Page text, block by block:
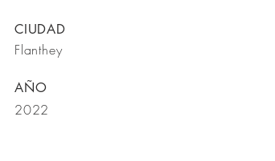
CIUDAD
Flanthey
AÑO
2022